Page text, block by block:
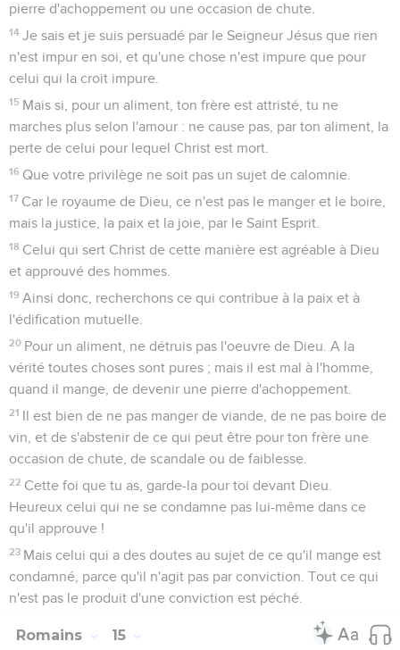
pierre d'achoppement ou une occasion de chute.
14 Je sais et je suis persuadé par le Seigneur Jésus que rien
n'est impur en soi, et qu'une chose n'est impure que pour
celui qui la croit impure.
15 Mais si, pour un aliment, ton frère est attristé, tu ne
marches plus selon l'amour : ne cause pas, par ton aliment, la
perte de celui pour lequel Christ est mort.
16 Que votre privilège ne soit pas un sujet de calomnie.
17 Car le royaume de Dieu, ce n'est pas le manger et le boire,
mais la justice, la paix et la joie, par le Saint Esprit.
18 Celui qui sert Christ de cette manière est agréable à Dieu
et approuvé des hommes.
19 Ainsi donc, recherchons ce qui contribue à la paix et à
l'édification mutuelle.
20 Pour un aliment, ne détruis pas l'oeuvre de Dieu. A la
vérité toutes choses sont pures ; mais il est mal à l'homme,
quand il mange, de devenir une pierre d'achoppement.
21 Il est bien de ne pas manger de viande, de ne pas boire de
vin, et de s'abstenir de ce qui peut être pour ton frère une
occasion de chute, de scandale ou de faiblesse.
22 Cette foi que tu as, garde-la pour toi devant Dieu.
Heureux celui qui ne se condamne pas lui-même dans ce
qu'il approuve !
23 Mais celui qui a des doutes au sujet de ce qu'il mange est
condamné, parce qu'il n'agit pas par conviction. Tout ce qui
n'est pas le produit d'une conviction est péché.
Romains 15